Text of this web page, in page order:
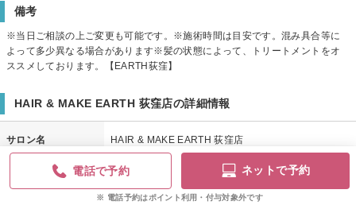
備考
※当日ご相談の上ご変更も可能です。※施術時間は目安です。混み具合等に
よって多少異なる場合があります※髪の状態によって、トリートメントをオ
ススメしております。【EARTH荻窪】
HAIR & MAKE EARTH 荻窪店の詳細情報
サロン名
HAIR & MAKE EARTH 荻窪店
(ヘアメイクアース オギクボテン)
電話・ネット予約 05088841457
電話で予約 ネットで予約
電話予約はポイント利用・付与対象外です